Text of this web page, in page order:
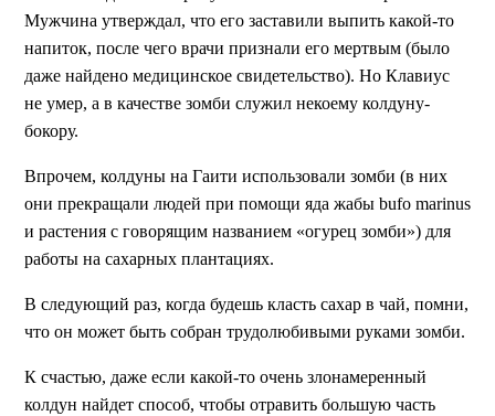
Мужчина утверждал, что его заставили выпить какой-то
напиток, после чего врачи признали его мертвым (было
даже найдено медицинское свидетельство). Но Клавиус
не умер, а в качестве зомби служил некоему колдуну-
бокору.
Впрочем, колдуны на Гаити использовали зомби (в них
они прекращали людей при помощи яда жабы bufo marinus
и растения с говорящим названием «огурец зомби») для
работы на сахарных плантациях.
В следующий раз, когда будешь класть сахар в чай, помни,
что он может быть собран трудолюбивыми руками зомби.
К счастью, даже если какой-то очень злонамеренный
колдун найдет способ, чтобы отравить большую часть